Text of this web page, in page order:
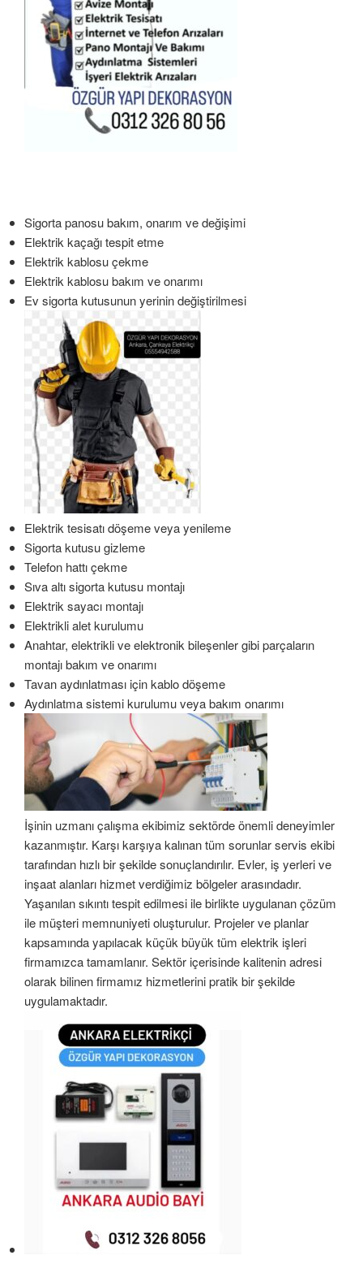
Sigorta panosu bakım, onarım ve değişimi
Elektrik kaçağı tespit etme
Elektrik kablosu çekme
Elektrik kablosu bakım ve onarımı
Ev sigorta kutusunun yerinin değiştirilmesi
Elektrik tesisatı döşeme veya yenileme
Sigorta kutusu gizleme
Telefon hattı çekme
Sıva altı sigorta kutusu montajı
Elektrik sayacı montajı
Elektrikli alet kurulumu
Anahtar, elektrikli ve elektronik bileşenler gibi parçaların
montajı bakım ve onarımı
Tavan aydınlatması için kablo döşeme
Aydınlatma sistemi kurulumu veya bakım onarımı
İşinin uzmanı çalışma ekibimiz sektörde önemli deneyimler
kazanmıştır. Karşı karşıya kalınan tüm sorunlar servis ekibi
tarafından hızlı bir şekilde sonuçlandırılır. Evler, iş yerleri ve
inşaat alanları hizmet verdiğimiz bölgeler arasındadır.
Yaşanılan sıkıntı tespit edilmesi ile birlikte uygulanan çözüm
ile müşteri memnuniyeti oluşturulur. Projeler ve planlar
kapsamında yapılacak küçük büyük tüm elektrik işleri
firmamızca tamamlanır. Sektör içerisinde kalitenin adresi
olarak bilinen firmamız hizmetlerini pratik bir şekilde
uygulamaktadır.